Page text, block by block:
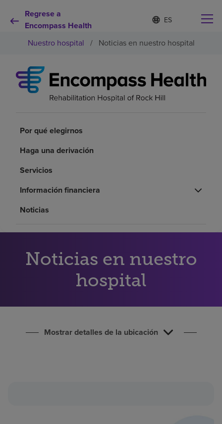
Regrese a
Encompass Health
Lista
de
idiomas
contraída
d
o
s
e
e
Por qué debe elegirnos
Recursos de salud
Inversores
Nuestro hospital / Noticias en nuestro hospital
Por qué elegirnos
Haga una derivación
Servicios
Información financiera
Noticias
Noticias en nuestro
hospital
Mostrar detalles de la ubicación